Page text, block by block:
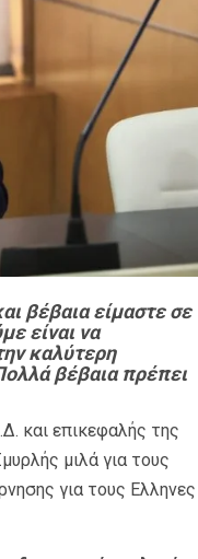
βέβαια είμαστε σε
είναι να
καλύτερη
βέβαια πρέπει
και επικεφαλής της
μιλά για τους
για τους Ελληνες